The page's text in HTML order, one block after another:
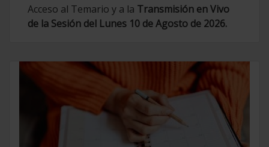
Acceso al Temario y a la Transmisión en Vivo
de la Sesión del Lunes 10 de Agosto de 2026.